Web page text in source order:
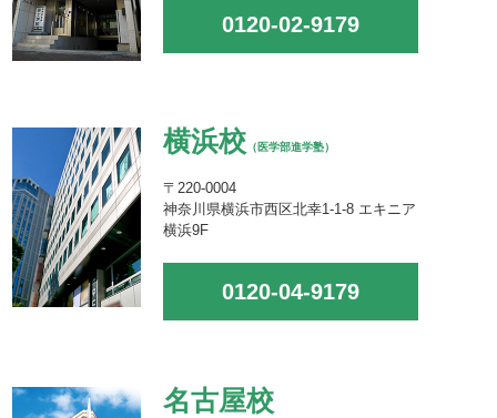
0120-02-9179
横浜校 （医学部進学塾）
〒220-0004
神奈川県横浜市西区北幸1-1-8 エキニア
横浜9F
0120-04-9179
名古屋校